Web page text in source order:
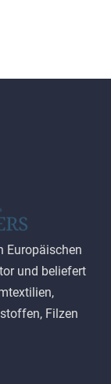
Europäischen
und beliefert
Filzen